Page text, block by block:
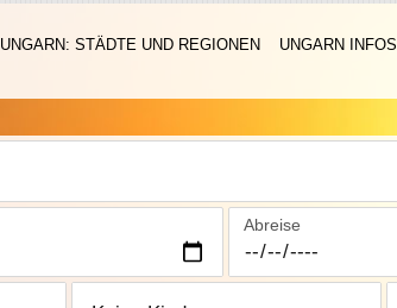
UNGARN: STÄDTE UND REGIONEN
UNGARN INFOS
Abreise